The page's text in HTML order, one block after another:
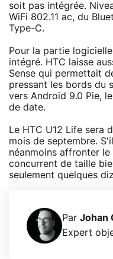
soit pas intégrée.
WiFi 802.11 ac, du
Type-C.
Pour la partie
intégré. HTC laisse
Sense qui permettait
pressant les bords du
vers Android 9.0 Pie,
de date.
Le HTC U12 Life sera
mois de septembre.
néanmoins affronter le
concurrent de taille
seulement quelques
Par Johan
Expert